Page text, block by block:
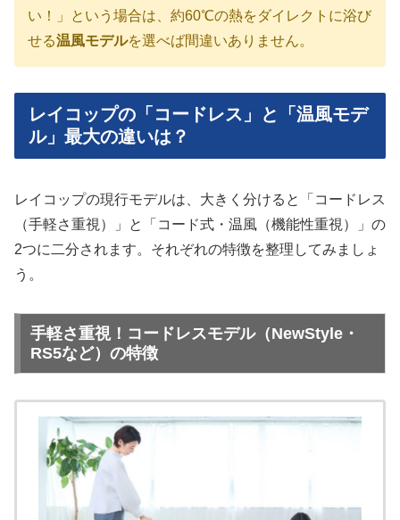
い！」という場合は、約60℃の熱をダイレクトに浴び
せる温風モデルを選べば間違いありません。
レイコップの「コードレス」と「温風モデ
ル」最大の違いは？
レイコップの現行モデルは、大きく分けると「コードレス
（手軽さ重視）」と「コード式・温風（機能性重視）」の
2つに二分されます。それぞれの特徴を整理してみましょ
う。
手軽さ重視！コードレスモデル（NewStyle・
RS5など）の特徴